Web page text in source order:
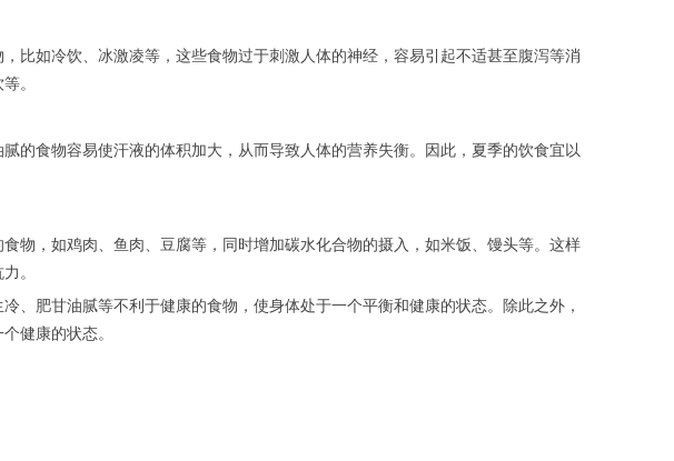
比如冷饮、冰激凌等，这些食物过于刺激人体的神经，容易引起不适甚至腹泻等消
。
的食物容易使汗液的体积加大，从而导致人体的营养失衡。因此，夏季的饮食宜以
物，如鸡肉、鱼肉、豆腐等，同时增加碳水化合物的摄入，如米饭、馒头等。这样
。
、肥甘油腻等不利于健康的食物，使身体处于一个平衡和健康的状态。除此之外，
健康的状态。